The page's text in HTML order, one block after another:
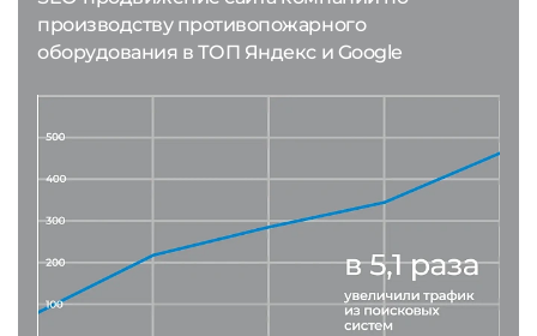
производству противопожарного
оборудования в ТОП Яндекс и Google